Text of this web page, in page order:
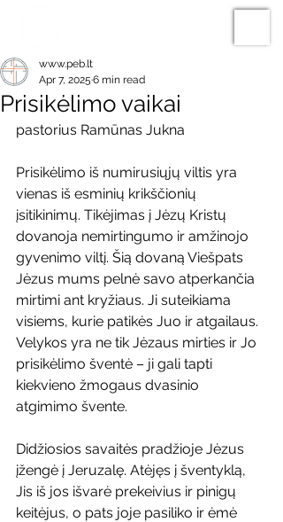
Prisikėlimo vaikai
www.peb.lt
Apr 7, 2025 6 min read
pastorius Ramūnas Jukna
Prisikėlimo iš numirusiųjų viltis yra
vienas iš esminių krikščionių
įsitikinimų. Tikėjimas į Jėzų Kristų
dovanoja nemirtingumo ir amžinojo
gyvenimo viltį. Šią dovaną Viešpats
Jėzus mums pelnė savo atperkančia
mirtimi ant kryžiaus. Ji suteikiama
visiems, kurie patikės Juo ir atgailaus.
Velykos yra ne tik Jėzaus mirties ir Jo
prisikėlimo šventė – ji gali tapti
kiekvieno žmogaus dvasinio
atgimimo švente.
Didžiosios savaitės pradžioje Jėzus
įžengė į Jeruzalę. Atėjęs į šventyklą,
Jis iš jos išvarė prekeivius ir pinigų
keitėjus, o pats joje pasiliko ir ėmė